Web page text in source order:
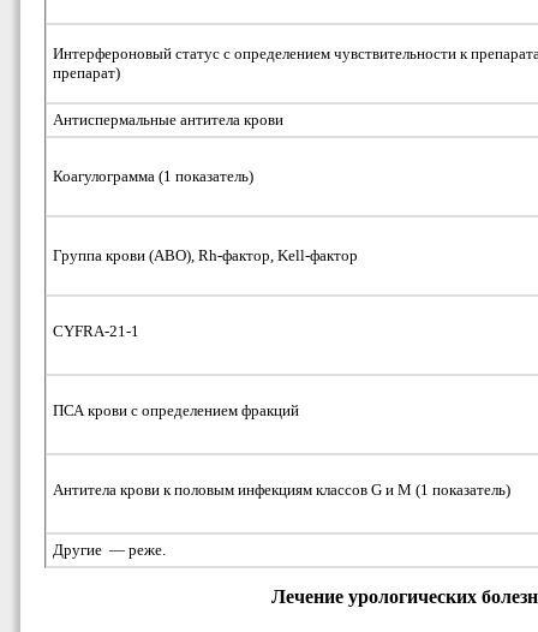
Интерфероновый статус с определением чувствительности к
препарат)
Антиспермальные антитела крови
Коагулограмма (1 показатель)
Группа крови (ABO), Rh-фактор, Kell-фактор
CYFRA-21-1
ПСА крови с определением фракций
Антитела крови к половым инфекциям классов G и М (1 показатель)
Другие — реже.
Лечение урологических